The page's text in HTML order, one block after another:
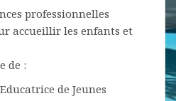
professionnelles
accueillir les enfants et
de :
de Jeunes